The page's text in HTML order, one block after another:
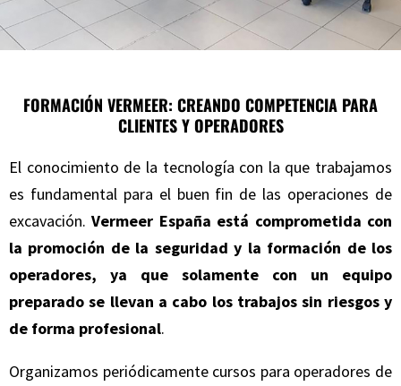
FORMACIÓN VERMEER: CREANDO COMPETENCIA PARA
CLIENTES Y OPERADORES
El conocimiento de la tecnología con la que trabajamos
es fundamental para el buen fin de las operaciones de
excavación.Vermeer España está comprometida con
la promoción de la seguridad y la formación de los
operadores, ya que solamente con un equipo
preparado se llevan a cabo los trabajos sin riesgos y
de forma profesional.
Organizamos periódicamente cursos para operadores de